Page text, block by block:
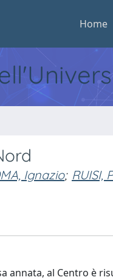
Home
Ignazio; RUISI,
annata, al Centro è